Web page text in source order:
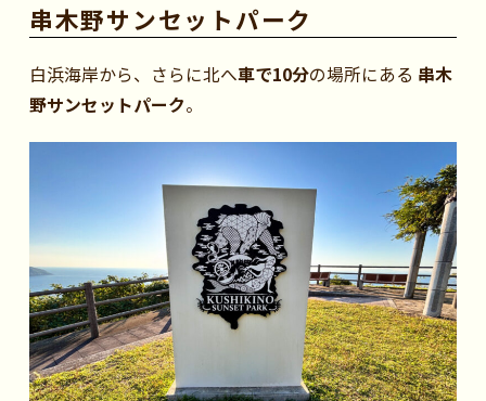
串木野サンセットパーク
白浜海岸から、さらに北へ車で10分の場所にある 串木
野サンセットパーク。